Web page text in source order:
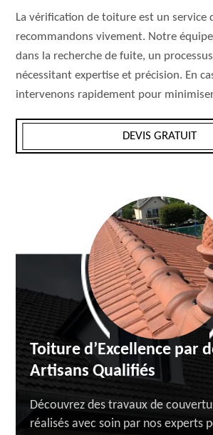
La vérification de toiture est un service
recommandons vivement. Notre
dans la recherche de fuite, un
nécessitant expertise et précision. En
intervenons rapidement pour
DEVIS GRATUIT
Toiture d’Excellence par
Artisans Qualifiés
Découvrez des travaux de
réalisés avec soin par nos experts